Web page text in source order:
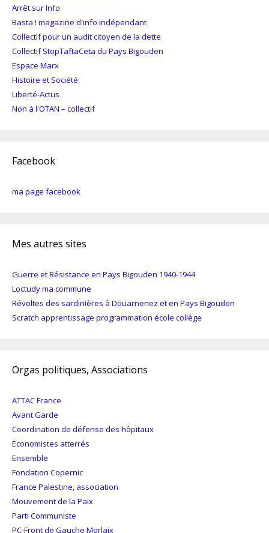
Arrêt sur Info
Basta ! magazine d'info indépendant
Collectif pour un audit citoyen de la dette
Collectif StopTaftaCeta du Pays Bigouden
Espace Marx
Histoire et Société
Liberté-Actus
Non à l'OTAN – collectif
Facebook
ma page facebook
Mes autres sites
Guerre et Résistance en Pays Bigouden 1940-1944
Loctudy ma commune
Révoltes des sardinières à Douarnenez et en Pays Bigouden
Scratch apprentissage programmation école collège
Orgas politiques, Associations
ATTAC France
Avant Garde
Coordination de défense des hôpitaux
Economistes atterrés
Ensemble
Fondation Copernic
France Palestine, association
Mouvement de la Paix
Parti Communiste
PC-Front de Gauche Morlaix